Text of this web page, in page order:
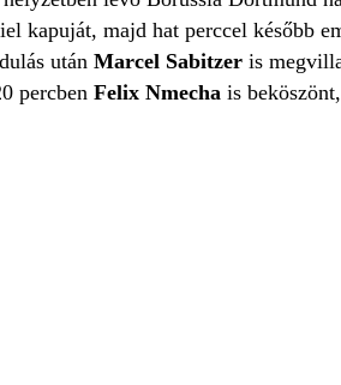
kapuját, majd hat perccel később
után Marcel Sabitzeris
percben Felix Nmecha is